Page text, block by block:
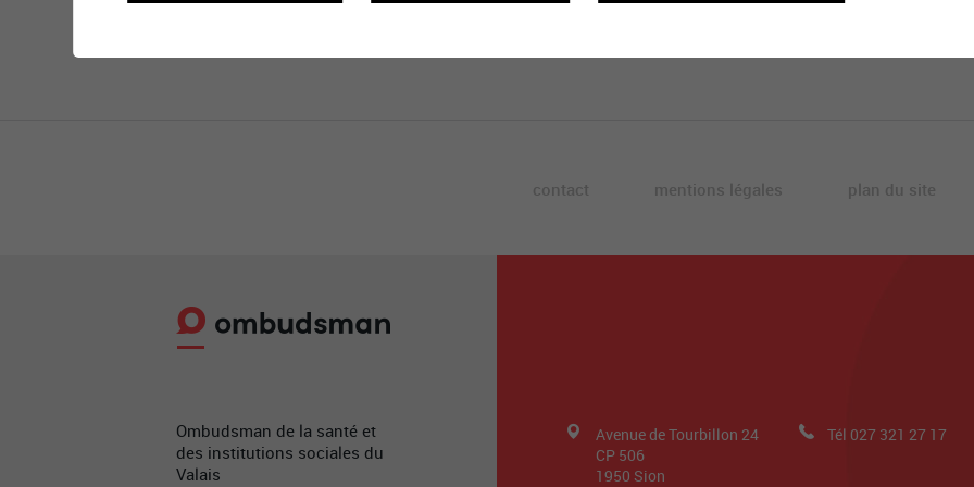
contact mentions légales plan du site
Ombudsman de la santé et
des institutions sociales du
Valais
Avenue de Tourbillon 24
CP 506
1950 Sion
Tél 027 321 27 17